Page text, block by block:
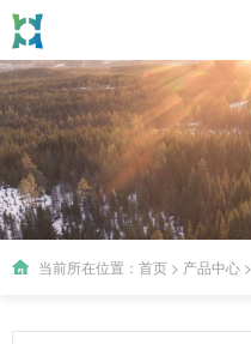
当前所在位置： 首页 > 产品中心 >